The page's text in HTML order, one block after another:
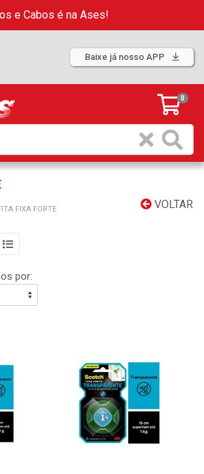
e Cabos é na Ases!
Baixe já nosso APP
0
VOLTAR
FIXA FORTE
por: